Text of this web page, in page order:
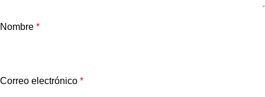
Nombre *
Correo electrónico *